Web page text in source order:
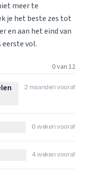
meer te
je het beste zes tot
en aan het eind van
eerste vol.
0 van 12
2 maanden vooraf
6 weken vooraf
4 weken vooraf